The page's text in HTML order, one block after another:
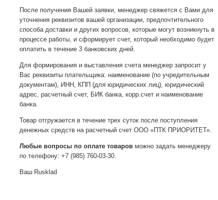
После получения Вашей заявки, менеджер свяжется с Вами для
уточнения реквизитов вашей организации, предпочтительного
способа доставки и других вопросов, которые могут возникнуть в
процессе работы, и сформирует счет, который необходимо будет
оплатить в течение 3 банковских дней.
Для формирования и выставления счета менеджер запросит у
Вас реквизиты плательщика: наименование (по учредительным
документам), ИНН, КПП (для юридических лиц), юридический
адрес, расчетный счет, БИК банка, корр.счет и наименование
банка.
Товар отгружается в течение трех суток после поступления
денежных средств на расчетный счет ООО «ПТК ПРИОРИТЕТ».
Любые вопросы по оплате товаров можно задать менеджеру
по телефону: +7 (985) 760-03-30.
Ваш Rusklad